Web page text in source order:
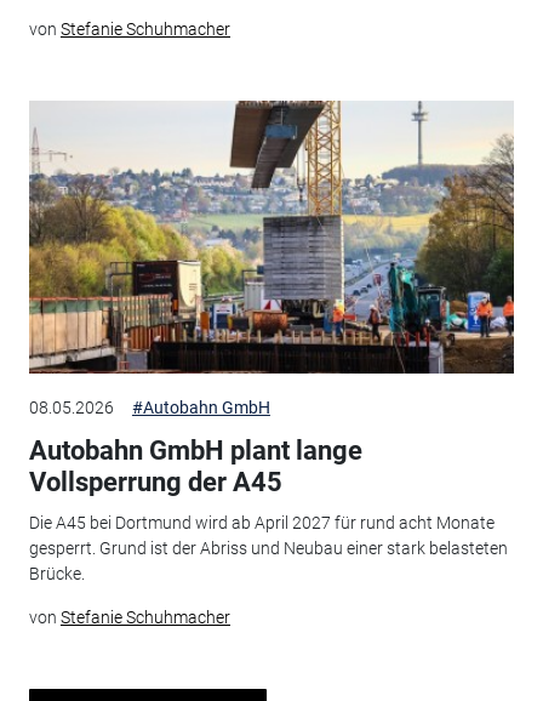
von Stefanie Schuhmacher
08.05.2026 #Autobahn GmbH
Autobahn GmbH plant lange
Vollsperrung der A45
Die A45 bei Dortmund wird ab April 2027 für rund acht Monate
gesperrt. Grund ist der Abriss und Neubau einer stark belasteten
Brücke.
von Stefanie Schuhmacher